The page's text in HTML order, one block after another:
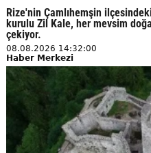
Rize'nin Çamlıhemşin
kurulu Zil Kale, her mevsim
çekiyor.
08.08.2026 14:32:00
Haber Merkezi